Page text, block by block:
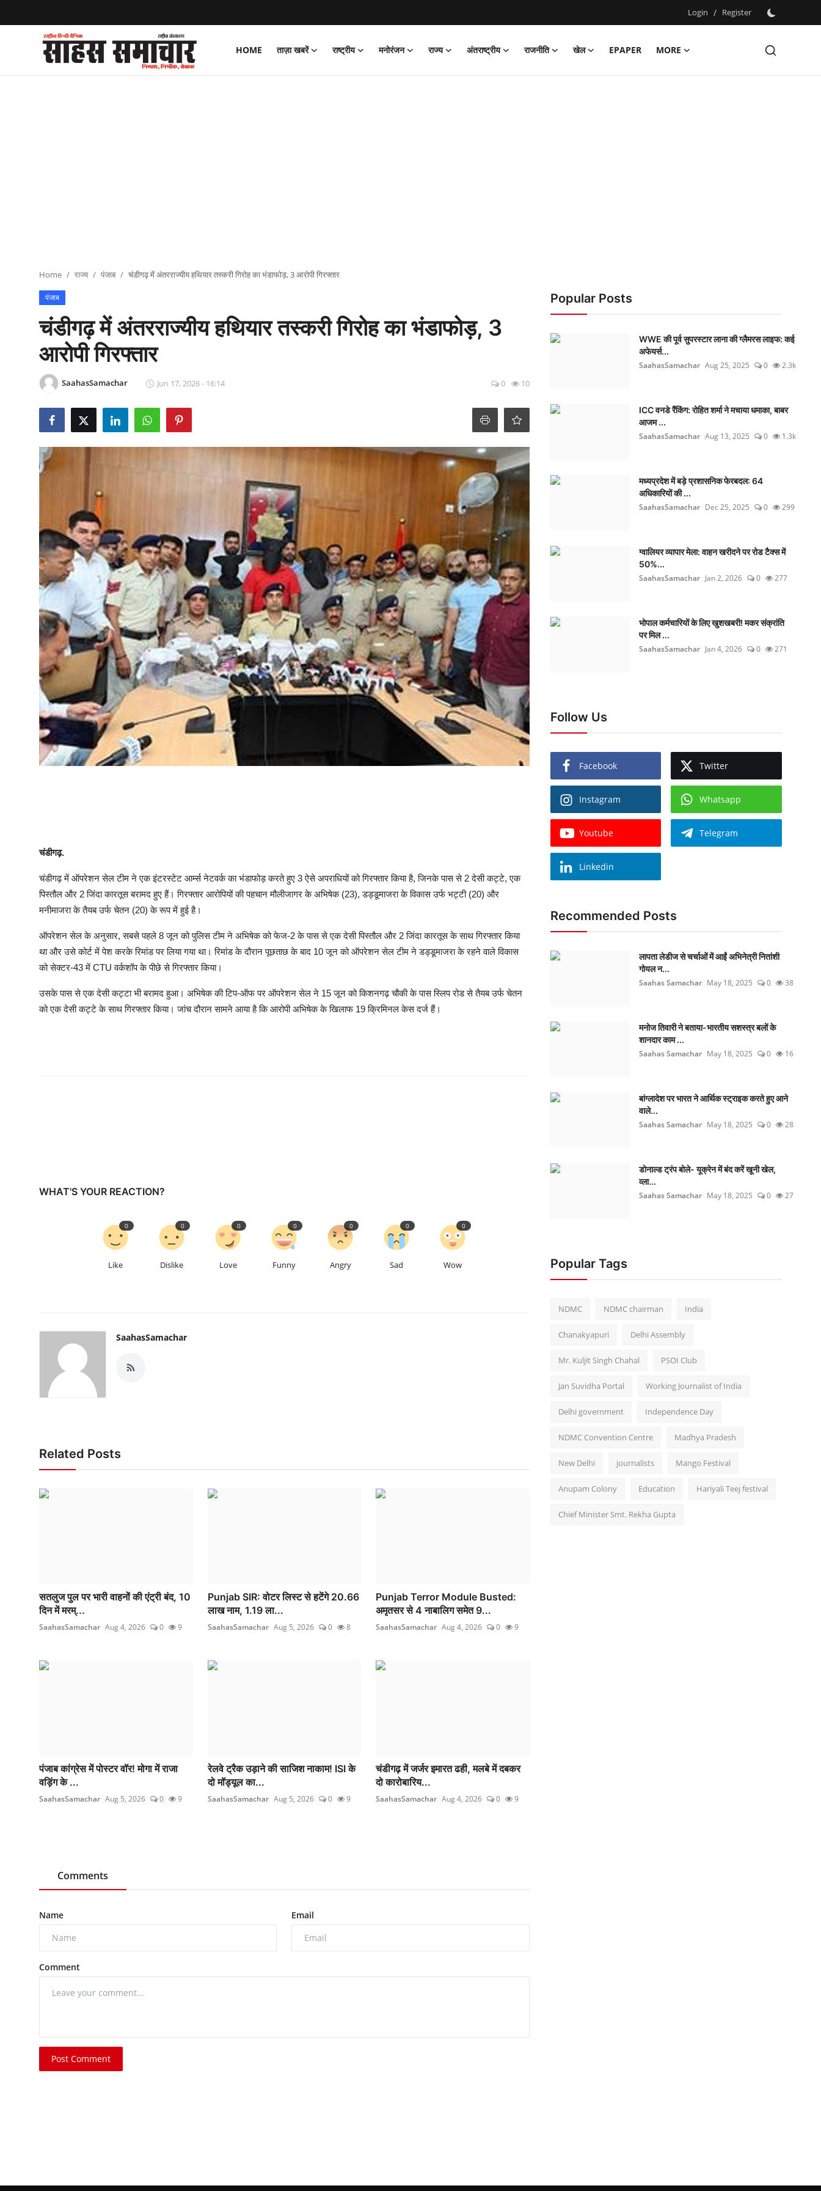
Login / Register
HOME ताज़ा खबरें राष्ट्रीय मनोरंजन राज्य अंतराष्ट्रीय राजनीति खेल EPAPER
MORE
Register
Home राज्य पंजाब चंडीगढ़ में अंतरराज्यीय हथियार तस्करी गिरोह का भंडाफोड़, 3 आरोपी गिरफ्तार
पंजाब
चंडीगढ़ में अंतरराज्यीय हथियार तस्करी गिरोह का भंडाफोड़, 3
आरोपी गिरफ्तार
SaahasSamachar Jun 17, 2026 - 16:14 0 10
चंडीगढ़.
चंडीगढ़ में ऑपरेशन सेल टीम ने एक इंटरस्टेट आर्म्स नेटवर्क का भंडाफोड़ करते हुए 3 ऐसे अपराधियों को गिरफ्तार किया है, जिनके पास से 2 देसी कट्टे, एक
पिस्तौल और 2 जिंदा कारतूस बरामद हुए हैं। गिरफ्तार आरोपियों की पहचान मौलीजागर के अभिषेक (23), डड्डूमाजरा के विकास उर्फ ​​भट्टी (20) और
मनीमाजरा के तैयब उर्फ ​​चेतन (20) के रूप में हुई है।
ऑपरेशन सेल के अनुसार, सबसे पहले 8 जून को पुलिस टीम ने अभिषेक को फेज-2 के पास से एक देसी पिस्तौल और 2 जिंदा कारतूस के साथ गिरफ्तार किया
था और उसे कोर्ट में पेश करके रिमांड पर लिया गया था। रिमांड के दौरान पूछताछ के बाद 10 जून को ऑपरेशन सेल टीम ने डड्डूमाजरा के रहने वाले विकास
को सेक्टर-43 में CTU वर्कशॉप के पीछे से गिरफ्तार किया।
उसके पास से एक देसी कट्टा भी बरामद हुआ। अभिषेक की टिप-ऑफ पर ऑपरेशन सेल ने 15 जून को किशनगढ़ चौकी के पास स्लिप रोड से तैयब उर्फ ​​चेतन
को एक देसी कट्टे के साथ गिरफ्तार किया। जांच दौरान सामने आया है कि आरोपी अभिषेक के खिलाफ 19 क्रिमिनल केस दर्ज हैं।
WHAT'S YOUR REACTION?
Like
0
Dislike
0
Love
0
Funny
0
Angry
0
Sad
0
Wow
0
SaahasSamachar
Related Posts
सतलुज पुल पर भारी वाहनों की एंट्री बंद, 10
दिन में मरम्...
SaahasSamachar Aug 4, 2026 0 9
Punjab SIR: वोटर लिस्ट से हटेंगे 20.66
लाख नाम, 1.19 ला...
SaahasSamachar Aug 5, 2026 0 8
Punjab Terror Module Busted:
अमृतसर से 4 नाबालिग समेत 9...
SaahasSamachar Aug 4, 2026 0 9
पंजाब कांग्रेस में पोस्टर वॉर! मोगा में राजा
वड़िंग के ...
SaahasSamachar Aug 5, 2026 0 9
रेलवे ट्रैक उड़ाने की साजिश नाकाम! ISI के
दो मॉड्यूल का...
SaahasSamachar Aug 5, 2026 0 9
चंडीगढ़ में जर्जर इमारत ढही, मलबे में दबकर
दो कारोबारिय...
SaahasSamachar Aug 4, 2026 0 9
Comments
Name Email
Comment
Post Comment
Popular Posts
WWE की पूर्व सुपरस्टार लाना की ग्लैमरस लाइफ: कई
अफेयर्स...
SaahasSamachar Aug 25, 2025 0 2.3k
ICC वनडे रैंकिंग: रोहित शर्मा ने मचाया धमाका, बाबर
आजम ...
SaahasSamachar Aug 13, 2025 0 1.3k
मध्यप्रदेश में बड़े प्रशासनिक फेरबदल: 64
अधिकारियों की ...
SaahasSamachar Dec 25, 2025 0 299
ग्वालियर व्यापार मेला: वाहन खरीदने पर रोड टैक्स में
50%...
SaahasSamachar Jan 2, 2026 0 277
भोपाल कर्मचारियों के लिए खुशखबरी! मकर संक्रांति
पर मिल ...
SaahasSamachar Jan 4, 2026 0 271
Follow Us
Facebook Twitter
Instagram Whatsapp
Youtube Telegram
Linkedin
Recommended Posts
लापता लेडीज से चर्चाओं में आईं अभिनेत्री नितांशी
गोयल न...
Saahas Samachar May 18, 2025 0 38
मनोज तिवारी ने बताया-भारतीय सशस्त्र बलों के
शानदार काम ...
Saahas Samachar May 18, 2025 0 16
बांग्लादेश पर भारत ने आर्थिक स्ट्राइक करते हुए आने
वाले...
Saahas Samachar May 18, 2025 0 28
डोनाल्ड ट्रंप बोले- यूक्रेन में बंद करें खूनी खेल,
व्ला...
Saahas Samachar May 18, 2025 0 27
Popular Tags
NDMC NDMC chairman India
Chanakyapuri Delhi Assembly
Mr. Kuljit Singh Chahal PSOI Club
Jan Suvidha Portal Working Journalist of India
Delhi government Independence Day
NDMC Convention Centre Madhya Pradesh
New Delhi journalists Mango Festival
Anupam Colony Education Hariyali Teej festival
Chief Minister Smt. Rekha Gupta